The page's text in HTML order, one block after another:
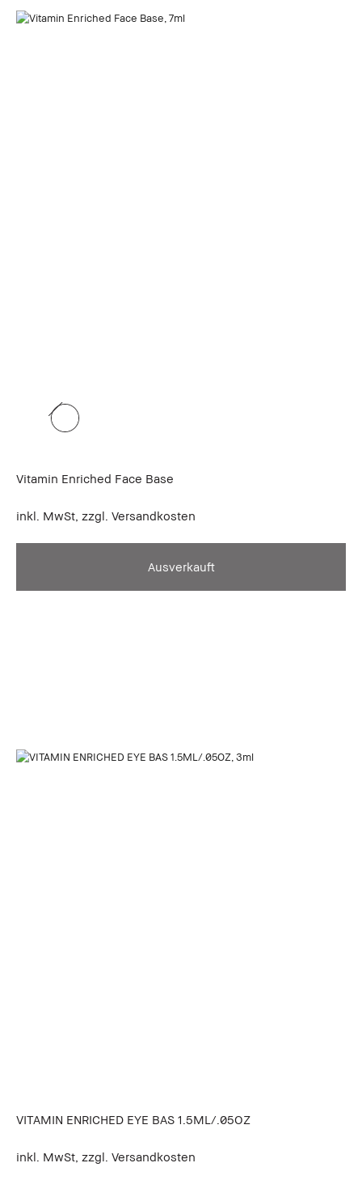
Vitamin Enriched Face Base
inkl. MwSt, zzgl. Versandkosten
Ausverkauft
VITAMIN ENRICHED EYE BAS 1.5ML/.05OZ
inkl. MwSt, zzgl. Versandkosten